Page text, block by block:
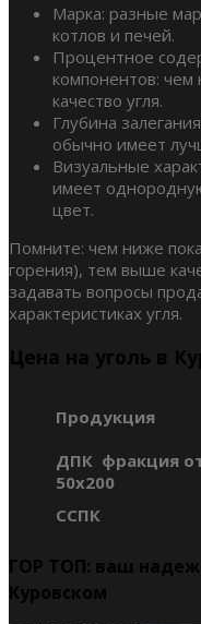
Марка: разные
котлов и печей.
Процентное
компонентов:
качество угля.
Глубина
обычно имеет
Визуальные
имеет
цвет.
Помните: чем ниже
горения), тем выше
задавать вопросы
характеристиках угля.
Цена на уголь в
Продукция
ДПК фракция
50х200
ССПК
ГОР ТОП: ваш
Куровском